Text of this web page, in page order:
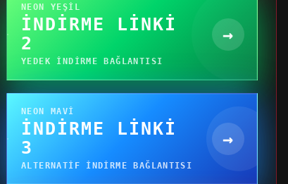
NEON YEŞIL
İNDIRME LINKI
2
YEDEK INDIRME BAĞLANTISI
→
NEON MAVI
İNDIRME LINKI
3
ALTERNATIF INDIRME BAĞLANTISI
→